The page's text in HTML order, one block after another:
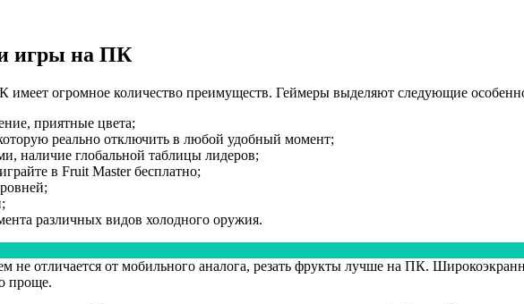
игры на ПК
огромное количество преимуществ. Геймеры выделяют следующие
приятные цвета;
реально отключить в любой удобный момент;
наличие глобальной таблицы лидеров;
в Fruit Master бесплатно;
различных видов холодного оружия.
не отличается от мобильного аналога, резать фрукты лучше на ПК.
проще.